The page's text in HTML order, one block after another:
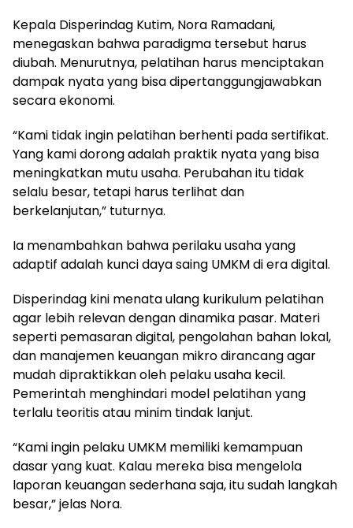
Kepala Disperindag Kutim, Nora Ramadani,
menegaskan bahwa paradigma tersebut harus
diubah. Menurutnya, pelatihan harus menciptakan
dampak nyata yang bisa dipertanggungjawabkan
secara ekonomi.
“Kami tidak ingin pelatihan berhenti pada sertifikat.
Yang kami dorong adalah praktik nyata yang bisa
meningkatkan mutu usaha. Perubahan itu tidak
selalu besar, tetapi harus terlihat dan
berkelanjutan,” tuturnya.
Ia menambahkan bahwa perilaku usaha yang
adaptif adalah kunci daya saing UMKM di era digital.
Disperindag kini menata ulang kurikulum pelatihan
agar lebih relevan dengan dinamika pasar. Materi
seperti pemasaran digital, pengolahan bahan lokal,
dan manajemen keuangan mikro dirancang agar
mudah dipraktikkan oleh pelaku usaha kecil.
Pemerintah menghindari model pelatihan yang
terlalu teoritis atau minim tindak lanjut.
“Kami ingin pelaku UMKM memiliki kemampuan
dasar yang kuat. Kalau mereka bisa mengelola
laporan keuangan sederhana saja, itu sudah langkah
besar,” jelas Nora.